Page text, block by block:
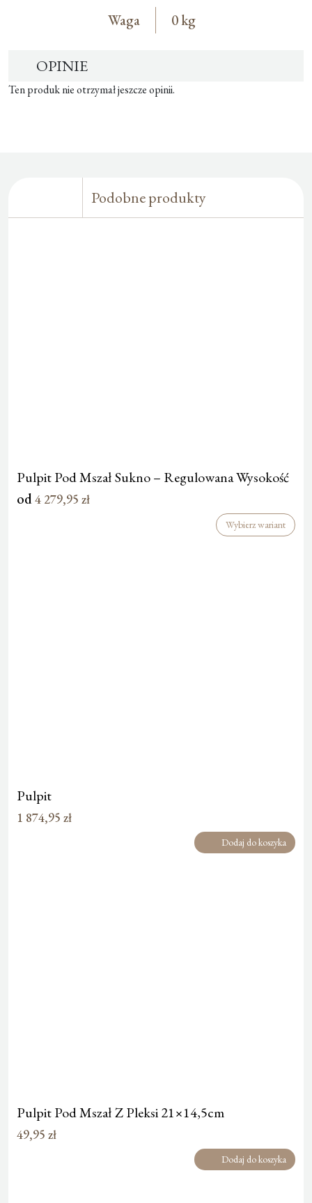
Waga 0 kg
OPINIE
Ten produk nie otrzymał jeszcze opinii.
Podobne produkty
Pulpit Pod Mszał Sukno – Regulowana Wysokość
od4 279,95 zł
Wybierz wariant
Pulpit
1 874,95 zł
Dodaj do koszyka
Pulpit Pod Mszał Z Pleksi 21×14,5cm
49,95 zł
Dodaj do koszyka